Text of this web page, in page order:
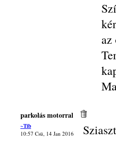
parkolás motorral
~Tib
10:57 Csü, 14 Jan 2016